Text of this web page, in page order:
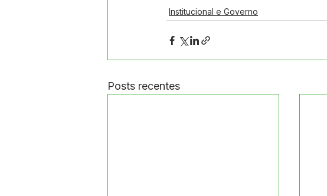
Institucional e Governo
Posts recentes